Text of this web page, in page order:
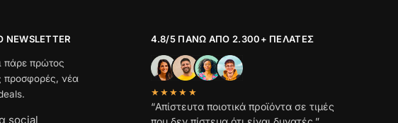
πάρε πρώτος
προσφορές, νέα
social
4.8/5 ΠΆΝΩ ΑΠΌ 2.300+ ΠΕΛΆΤΕΣ
★★★★★
“Απίστευτα ποιοτικά προϊόντα σε τιμές